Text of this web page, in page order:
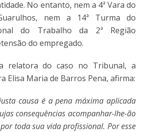
No entanto, nem a 4ª Vara do
nem a 14ª Turma do
do Trabalho da 2ª Região
do empregado.
relatora do caso no Tribunal, a
Elisa Maria de Barros Pena, afirma:
causa é a pena máxima aplicada
consequências acompanhar­-lhe-ão
toda sua vida profissional. Por esse